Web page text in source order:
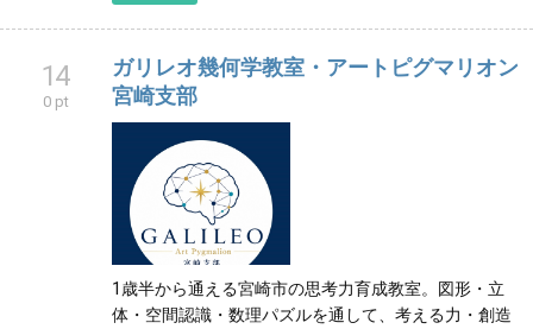
14
0 pt
ガリレオ幾何学教室・アートピグマリオン
宮崎支部
1歳半から通える宮崎市の思考力育成教室。図形・立
体・空間認識・数理パズルを通して、考える力・創造